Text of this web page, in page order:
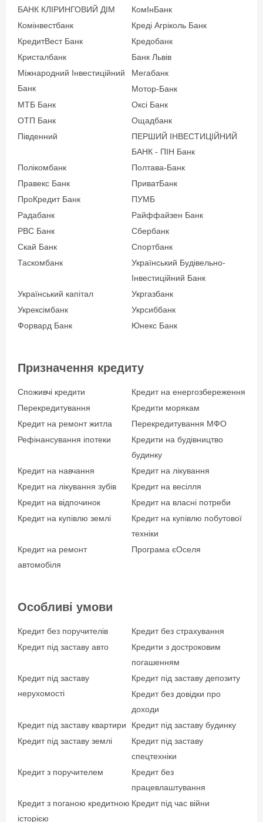
податків;
Реєстрація місця
Витяг з реєстру
що підтверджує відомості
про місце проживання
(перебування) особи або
інший офіційний
документ, що відповідає
вимогам законодавства;
Документ, що підтверджує
доходи (при сумі кредиту
від 50 000 грн.);
Стаж роботи на
останньому місці:
3 місяці – за умови,
що загальний
трудовий стаж клієнта
що загальний
Для ФОП:
витяг з Єдиного
державного реєстру
юридичних осіб,
фізичних осіб-
громадських
роботи не менше 12
місяців.
Вік позичальника
від 18
БАНК КЛІРИНГОВИЙ ДІМ
КомІнБанк
Комінвестбанк
Креді Агріколь Банк
КредитВест Банк
Кредобанк
Кристалбанк
Банк Львів
Міжнародний Інвестиційний
Банк
Мегабанк
Мотор-Банк
МТБ Банк
Оксі Банк
ОТП Банк
Ощадбанк
Південний
ПЕРШИЙ ІНВЕСТИЦІЙНИЙ
БАНК - ПІН Банк
Полікомбанк
Полтава-Банк
Правекс Банк
ПриватБанк
ПроКредит Банк
ПУМБ
Радабанк
Райффайзен Банк
РВС Банк
Сбербанк
Скай Банк
Спортбанк
Таскомбанк
Український Будівельно-
Інвестиційний Банк
Український капітал
Укргазбанк
Укрексімбанк
Укрсиббанк
Форвард Банк
Юнекс Банк
Призначення кредиту
Споживчі кредити
Кредит на енергозбереження
Перекредитування
Кредити морякам
Кредит на ремонт житла
Перекредитування МФО
Рефінансування іпотеки
Кредити на будівництво
будинку
Кредит на навчання
Кредит на лікування
Кредит на лікування зубів
Кредит на весілля
Кредит на відпочинок
Кредит на власні потреби
Кредит на купівлю землі
Кредит на купівлю побутової
техніки
Кредит на ремонт
автомобіля
Програма єОселя
Особливі умови
Кредит без поручителів
Кредит без страхування
Кредит під заставу авто
Кредити з достроковим
погашенням
Кредит під заставу
нерухомості
Кредит під заставу депозиту
Кредит без довідки про
доходи
Кредит під заставу квартири
Кредит під заставу будинку
Кредит під заставу землі
Кредит під заставу
спецтехніки
Кредит з поручителем
Кредит без
працевлаштування
Кредит з поганою кредитною
історією
Кредит під час війни